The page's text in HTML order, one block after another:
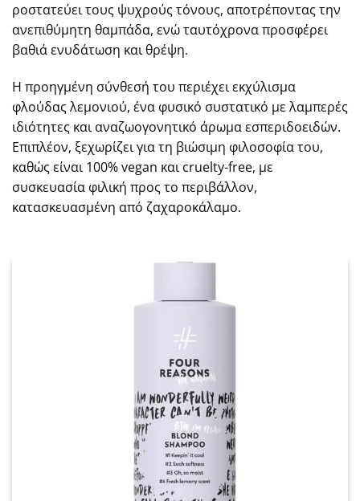
ροστατεύει τους ψυχρούς τόνους, αποτρέποντας την
ανεπιθύμητη θαμπάδα, ενώ ταυτόχρονα προσφέρει
βαθιά ενυδάτωση και θρέψη.
Η προηγμένη σύνθεσή του περιέχει εκχύλισμα
φλούδας λεμονιού, ένα φυσικό συστατικό με λαμπερές
ιδιότητες και αναζωογονητικό άρωμα εσπεριδοειδών.
Επιπλέον, ξεχωρίζει για τη βιώσιμη φιλοσοφία του,
καθώς είναι 100% vegan και cruelty-free, με
συσκευασία φιλική προς το περιβάλλον,
κατασκευασμένη από ζαχαροκάλαμο.